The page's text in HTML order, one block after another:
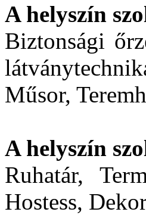
A helyszín
Biztonsági
Műsor,
A helyszín
Ruhatár,
Hostess,